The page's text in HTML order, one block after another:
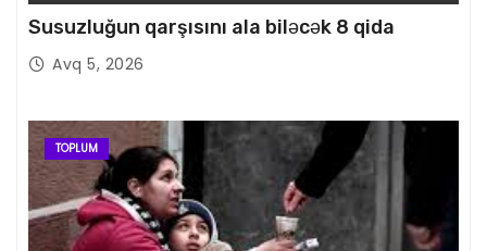
Susuzluğun qarşısını ala biləcək 8 qida
Avq 5, 2026
TOPLUM